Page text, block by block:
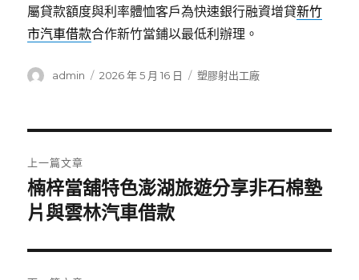
屬貸款額度與利率體恤客戶為快速銀行融資增貸新竹
市汽車借款合作新竹當鋪以最低利辦理。
作
admin
發
2026 年 5 月 16 日
分
塑膠射出工廠
章
導
覽
上一篇文章
上
一
文
章:
楠梓當舖特色澎湖旅遊分享非石棉墊
片與雲林汽車借款